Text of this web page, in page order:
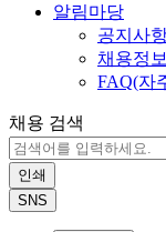
알림마당
공지사
채용정보
FAQ(자
채용 검색
인쇄
SNS